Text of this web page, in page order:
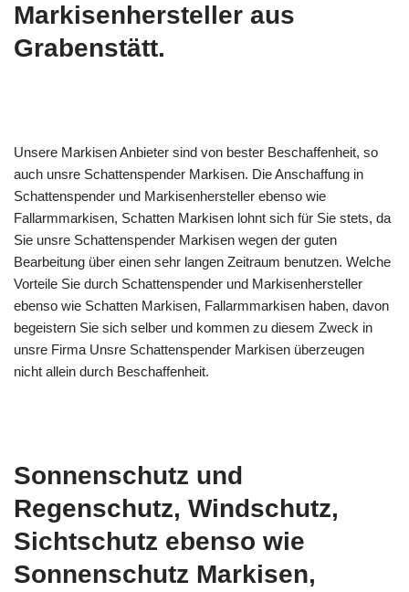
Markisenhersteller aus
Grabenstätt.
Unsere Markisen Anbieter sind von bester Beschaffenheit, so
auch unsre Schattenspender Markisen. Die Anschaffung in
Schattenspender und Markisenhersteller ebenso wie
Fallarmmarkisen, Schatten Markisen lohnt sich für Sie stets, da
Sie unsre Schattenspender Markisen wegen der guten
Bearbeitung über einen sehr langen Zeitraum benutzen. Welche
Vorteile Sie durch Schattenspender und Markisenhersteller
ebenso wie Schatten Markisen, Fallarmmarkisen haben, davon
begeistern Sie sich selber und kommen zu diesem Zweck in
unsre Firma Unsre Schattenspender Markisen überzeugen
nicht allein durch Beschaffenheit.
Sonnenschutz und
Regenschutz, Windschutz,
Sichtschutz ebenso wie
Sonnenschutz Markisen,